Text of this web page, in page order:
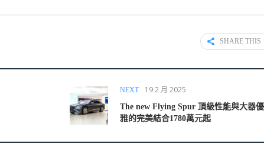
SHARE THIS
NEXT 19 2 月 2025
The new Flying Spur 頂級性能與大器優
雅的完美結合1780萬元起